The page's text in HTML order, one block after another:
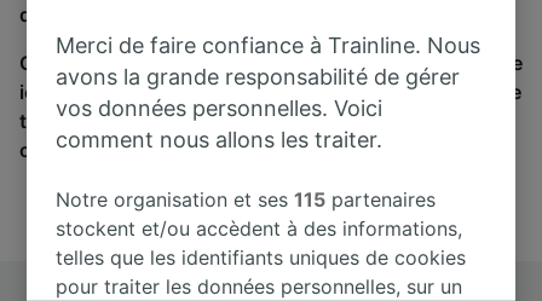
de trajets et les prix des voyages, en train et en bus.
Qu’importe votre destination, votre voyage commence
ici. Nous collaborons avec plus de 170 compagnies de
train et de bus. Consultez et achetez vos billets sur
cette page.
Merci de faire confiance à Trainline. Nous
avons la grande responsabilité de gérer
vos données personnelles. Voici
comment nous allons les traiter.
Notre organisation et ses115 partenaires
stockent et/ou accèdent à des informations,
telles que les identifiants uniques de cookies
pour traiter les données personnelles, sur un